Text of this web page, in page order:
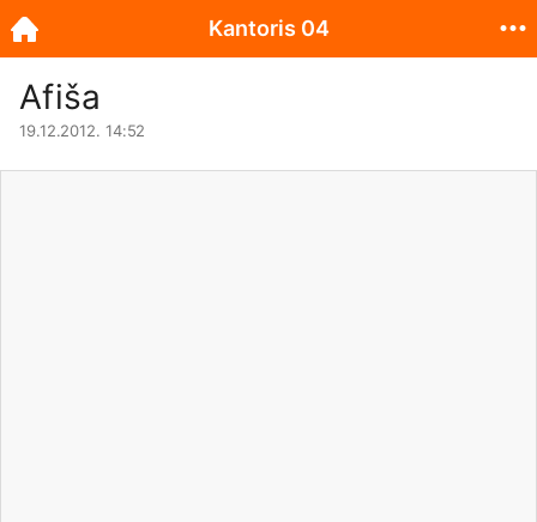
Afiša
19.12.2012. 14:52
Kantoris 04